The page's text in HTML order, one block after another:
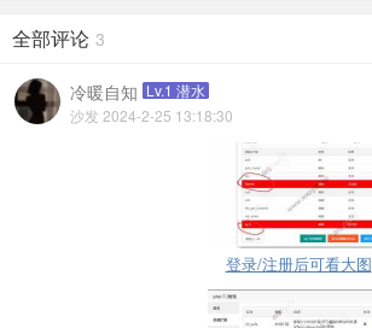
全部评论 3
冷暖自知 Lv.1 潜水
沙发 2024-2-25 13:18:30
登录/注册后可看大图